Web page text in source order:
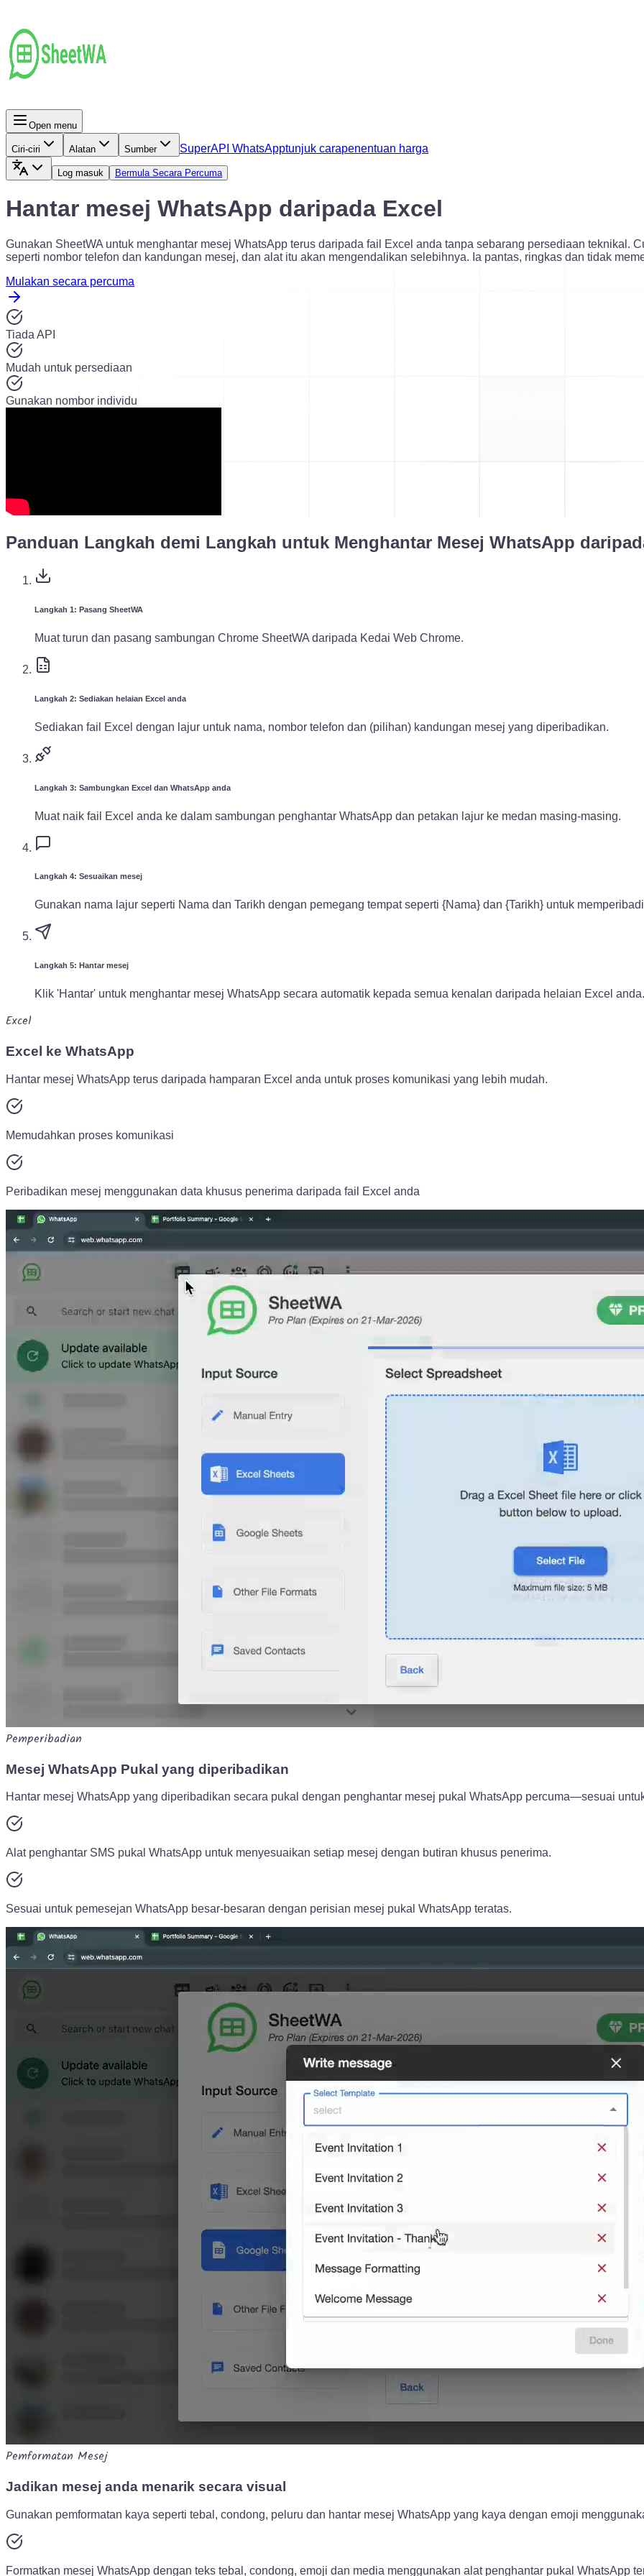
Open menu
Ciri-ciri Alatan Sumber SuperAPI WhatsApptunjuk carapenentuan harga
Log masuk Bermula Secara Percuma
Hantar mesej WhatsApp daripada Excel
Gunakan SheetWA untuk menghantar mesej WhatsApp terus daripada fail Excel anda tanpa sebarang persediaan teknikal.
seperti nombor telefon dan kandungan mesej, dan alat itu akan mengendalikan selebihnya. Ia pantas, ringkas dan tidak
Mulakan secara percuma
Tiada API
Mudah untuk persediaan
Gunakan nombor individu
Panduan Langkah demi Langkah untuk Menghantar Mesej WhatsApp
Langkah 1: Pasang SheetWA
Muat turun dan pasang sambungan Chrome SheetWA daripada Kedai Web Chrome.
Langkah 2: Sediakan helaian Excel anda
Sediakan fail Excel dengan lajur untuk nama, nombor telefon dan (pilihan) kandungan mesej yang diperibadikan.
Langkah 3: Sambungkan Excel dan WhatsApp anda
Muat naik fail Excel anda ke dalam sambungan penghantar WhatsApp dan petakan lajur ke medan masing-masing.
Langkah 4: Sesuaikan mesej
Gunakan nama lajur seperti Nama dan Tarikh dengan pemegang tempat seperti {Nama} dan {Tarikh} untuk
Langkah 5: Hantar mesej
Klik 'Hantar' untuk menghantar mesej WhatsApp secara automatik kepada semua kenalan daripada helaian Excel anda.
Excel
Excel ke WhatsApp
Hantar mesej WhatsApp terus daripada hamparan Excel anda untuk proses komunikasi yang lebih mudah.
Memudahkan proses komunikasi
Peribadikan mesej menggunakan data khusus penerima daripada fail Excel anda
Pemperibadian
Mesej WhatsApp Pukal yang diperibadikan
Hantar mesej WhatsApp yang diperibadikan secara pukal dengan penghantar mesej pukal WhatsApp percuma—sesuai
Alat penghantar SMS pukal WhatsApp untuk menyesuaikan setiap mesej dengan butiran khusus penerima.
Sesuai untuk pemesejan WhatsApp besar-besaran dengan perisian mesej pukal WhatsApp teratas.
Pemformatan Mesej
Jadikan mesej anda menarik secara visual
Gunakan pemformatan kaya seperti tebal, condong, peluru dan hantar mesej WhatsApp yang kaya dengan emoji
Formatkan mesej WhatsApp dengan teks tebal, condong, emoji dan media menggunakan alat penghantar pukal WhatsApp